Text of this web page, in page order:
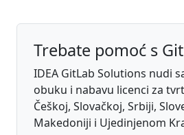
Trebate pomoć s
IDEA GitLab Solutions nudi
obuku i nabavu licenci za
Češkoj, Slovačkoj, Srbiji,
Makedoniji i Ujedinjenom